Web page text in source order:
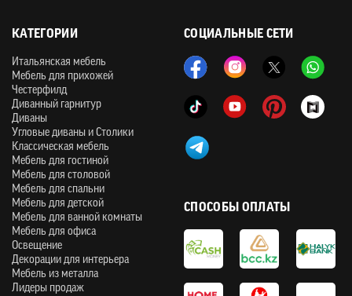
СОЦИАЛЬНЫЕ СЕТИ
КАТЕГОРИИ
Итальянская мебель
Мебель для прихожей
Честерфилд
Диванный гарнитур
Диваны
Угловые диваны и Столики
Классическая мебель
Мебель для гостиной
Мебель для столовой
Мебель для спальни
Мебель для детской
Мебель для ванной комнаты
Мебель для офиса
Освещение
Декорации для интерьера
Мебель из металла
Лидеры продаж
СПОСОБЫ ОПЛАТЫ